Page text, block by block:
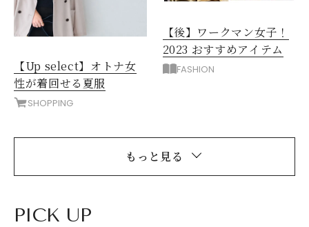
【Up select】オトナ女
性が着回せる夏服
SHOPPING
【後】ワークマン女子！
2023 おすすめアイテム
FASHION
もっと見る
PICK UP